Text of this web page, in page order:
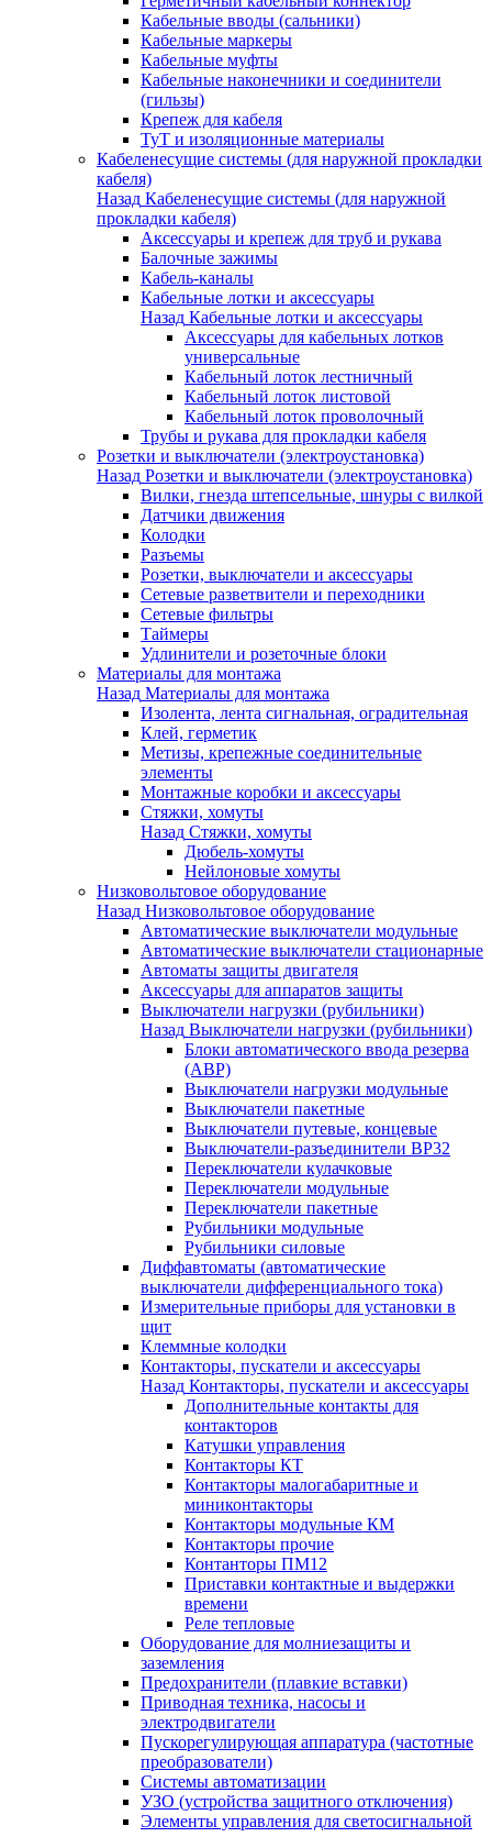
Кабельные вводы (сальники)
Кабельные маркеры
Кабельные муфты
Кабельные наконечники и соединители
(гильзы)
Крепеж для кабеля
ТуТ и изоляционные материалы
Кабеленесущие системы (для наружной прокладки
кабеля)
Назад Кабеленесущие системы (для наружной
прокладки кабеля)
Аксессуары и крепеж для труб и рукава
Балочные зажимы
Кабель-каналы
Кабельные лотки и аксессуары
Назад Кабельные лотки и аксессуары
Аксессуары для кабельных лотков
универсальные
Кабельный лоток лестничный
Кабельный лоток листовой
Кабельный лоток проволочный
Трубы и рукава для прокладки кабеля
Розетки и выключатели (электроустановка)
Назад Розетки и выключатели (электроустановка)
Вилки, гнезда штепсельные, шнуры с вилкой
Датчики движения
Колодки
Разъемы
Розетки, выключатели и аксессуары
Сетевые разветвители и переходники
Сетевые фильтры
Таймеры
Удлинители и розеточные блоки
Материалы для монтажа
Назад Материалы для монтажа
Изолента, лента сигнальная, оградительная
Клей, герметик
Метизы, крепежные соединительные
элементы
Монтажные коробки и аксессуары
Стяжки, хомуты
Назад Стяжки, хомуты
Дюбель-хомуты
Нейлоновые хомуты
Низковольтовое оборудование
Назад Низковольтовое оборудование
Автоматические выключатели модульные
Автоматические выключатели стационарные
Автоматы защиты двигателя
Аксессуары для аппаратов защиты
Выключатели нагрузки (рубильники)
Назад Выключатели нагрузки (рубильники)
Блоки автоматического ввода резерва
(АВР)
Выключатели нагрузки модульные
Выключатели пакетные
Выключатели путевые, концевые
Выключатели-разъединители ВР32
Переключатели кулачковые
Переключатели модульные
Переключатели пакетные
Рубильники модульные
Рубильники силовые
Диффавтоматы (автоматические
выключатели дифференциального тока)
Измерительные приборы для установки в
щит
Клеммные колодки
Контакторы, пускатели и аксессуары
Назад Контакторы, пускатели и аксессуары
Дополнительные контакты для
контакторов
Катушки управления
Контакторы КТ
Контакторы малогабаритные и
миниконтакторы
Контакторы модульные КМ
Контакторы прочие
Контанторы ПМ12
Приставки контактные и выдержки
времени
Реле тепловые
Оборудование для молниезащиты и
заземления
Предохранители (плавкие вставки)
Приводная техника, насосы и
электродвигатели
Пускорегулирующая аппаратура (частотные
преобразователи)
Системы автоматизации
УЗО (устройства защитного отключения)
Элементы управления для светосигнальной